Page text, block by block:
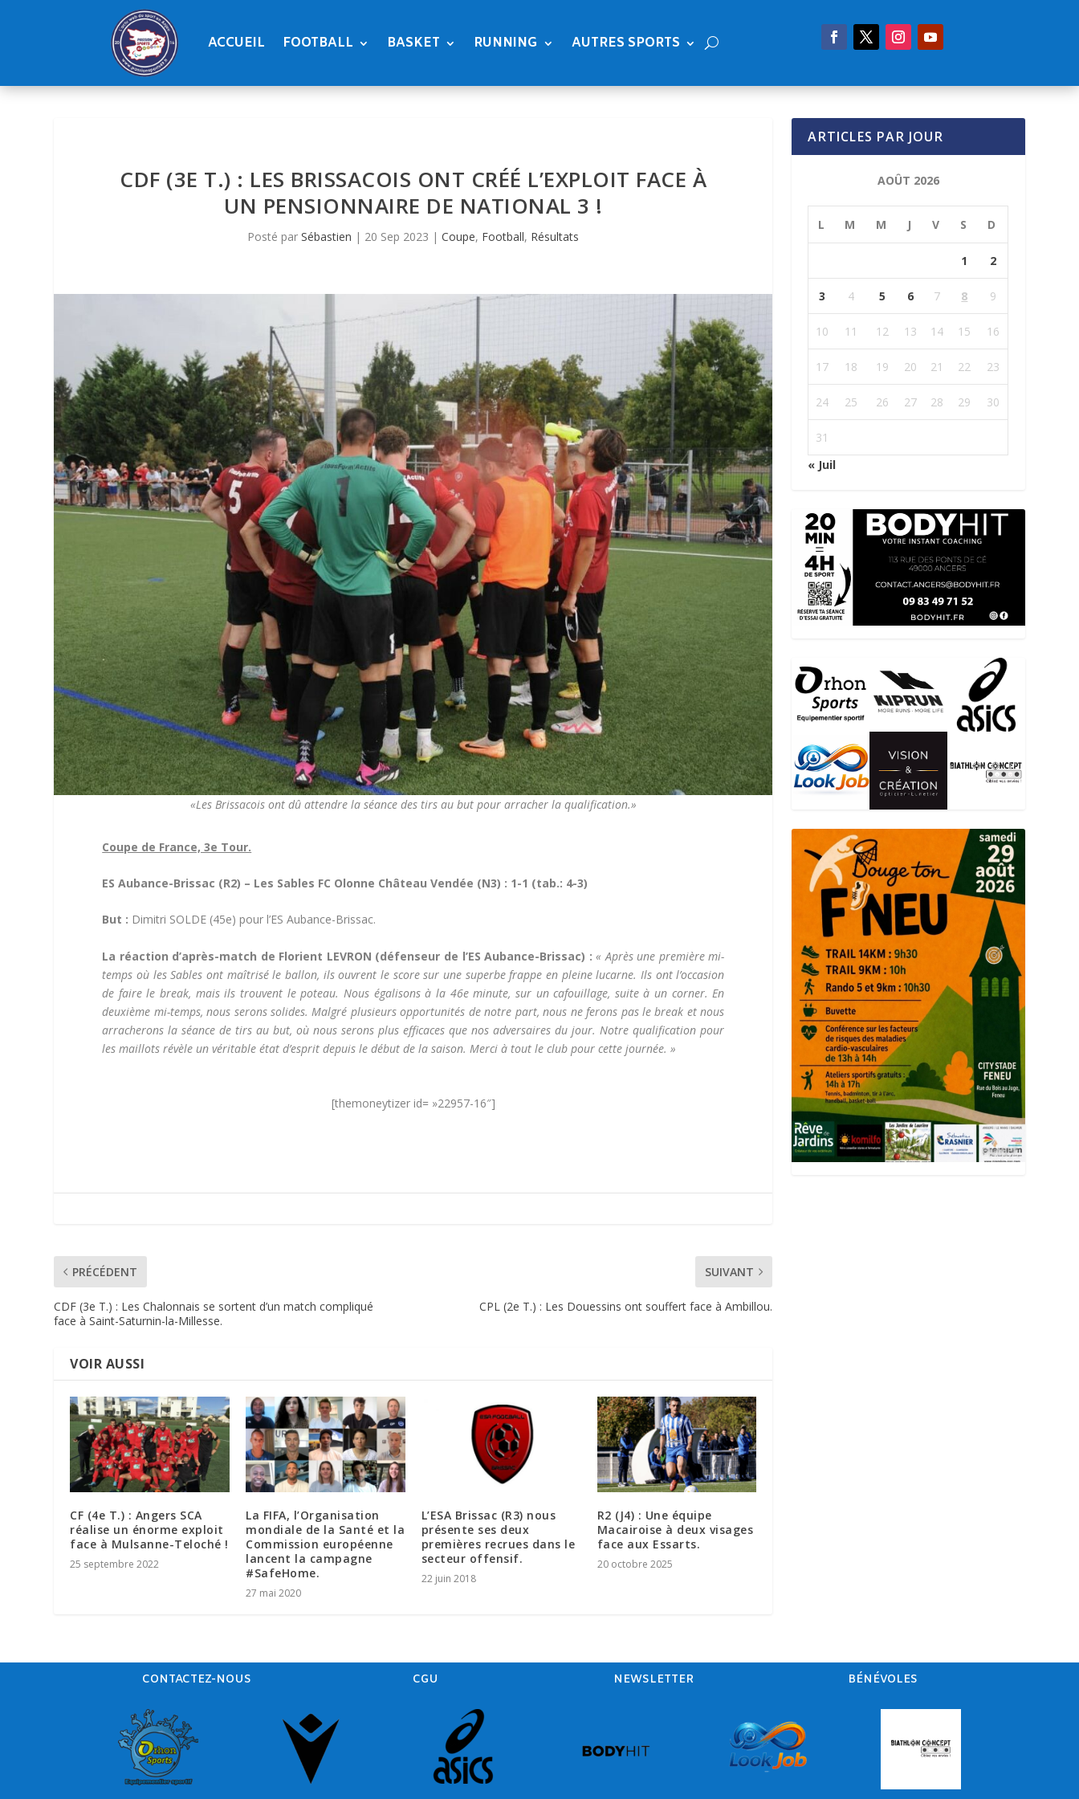
ACCUEIL FOOTBALL BASKET RUNNING AUTRES SPORTS
CDF (3E T.) : LES BRISSACOIS ONT CRÉÉ L’EXPLOIT FACE À
UN PENSIONNAIRE DE NATIONAL 3 !
Posté parSébastien | 20 Sep 2023 |Coupe, Football, Résultats
«Les Brissacois ont dû attendre la séance des tirs au but pour arracher la qualification.»
Coupe de France, 3e Tour.
ES Aubance-Brissac (R2) – Les Sables FC Olonne Château Vendée (N3) : 1-1 (tab.: 4-3)
But : Dimitri SOLDE (45e) pour l’ES Aubance-Brissac.
La réaction d’après-match de Florient LEVRON (défenseur de l’ES Aubance-Brissac) : « Après une première mi-
temps où les Sables ont maîtrisé le ballon, ils ouvrent le score sur une superbe frappe en pleine lucarne. Ils ont l’occasion
de faire le break, mais ils trouvent le poteau. Nous égalisons à la 46e minute, sur un cafouillage, suite à un corner. En
deuxième mi-temps, nous serons solides. Malgré plusieurs opportunités de notre part, nous ne ferons pas le break et nous
arracherons la séance de tirs au but, où nous serons plus efficaces que nos adversaires du jour. Notre qualification pour
les maillots révèle un véritable état d’esprit depuis le début de la saison. Merci à tout le club pour cette journée. »
[themoneytizer id= »22957-16″]
PRÉCÉDENT
CDF (3e T.) : Les Chalonnais se sortent d’un match compliqué
face à Saint-Saturnin-la-Millesse.
SUIVANT
CPL (2e T.) : Les Douessins ont souffert face à Ambillou.
VOIR AUSSI
CF (4e T.) : Angers SCA
réalise un énorme exploit
face à Mulsanne-Teloché !
25 septembre 2022
La FIFA, l’Organisation
mondiale de la Santé et la
Commission européenne
lancent la campagne
#SafeHome.
27 mai 2020
L’ESA Brissac (R3) nous
présente ses deux
premières recrues dans le
secteur offensif.
22 juin 2018
R2 (J4) : Une équipe
Macairoise à deux visages
face aux Essarts.
20 octobre 2025
ARTICLES PAR JOUR
AOÛT 2026
L M M J V S D
1 2
3 4 5 6 7 8 9
10 11 12 13 14 15 16
17 18 19 20 21 22 23
24 25 26 27 28 29 30
31
« Juil
CONTACTEZ-NOUS CGU NEWSLETTER BÉNÉVOLES